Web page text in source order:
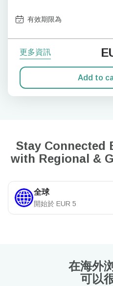
有效期限為
更多資訊
Add to
Stay Connected
with Regional &
全球
開始於 EUR 5
在海外
可以